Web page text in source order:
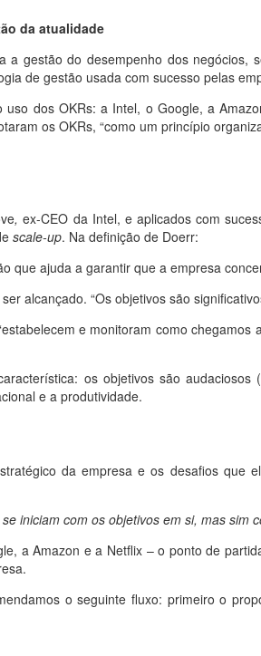
da atualidade
a gestão do desempenho dos
de gestão usada com sucesso pelas
dos OKRs: a Intel, o Google, a
os OKRs, “como um princípio
, ex-CEO da Intel, e aplicados com
scale-up. Na definição de Doerr:
que ajuda a garantir que a empresa
alcançado. “Os objetivos são
e monitoram como
os objetivos são audaciosos (
e a produtividade.
da empresa e os desafios que
iniciam com os objetivos em si, mas sim
a Amazon e a Netflix – o ponto de
o seguinte fluxo: primeiro o